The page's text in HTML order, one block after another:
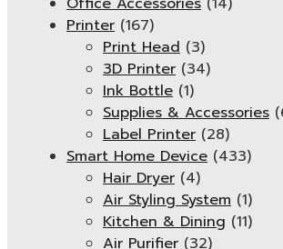
Printer (167)
Print Head (3)
3D Printer (34)
Ink Bottle (1)
Supplies & Accessories
Label Printer (28)
Smart Home Device (433)
Hair Dryer (4)
Air Styling System (1)
Kitchen & Dining (11)
Air Purifier (32)